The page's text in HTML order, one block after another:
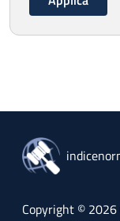
Copyright © 2026